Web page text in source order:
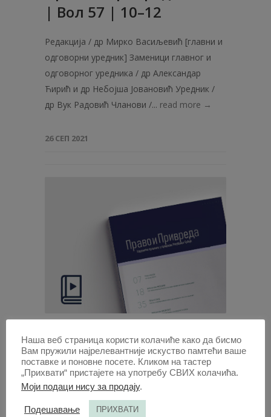
| Вол 57 | 10–12
Редакција / др Мирко Васиљевић [главни и
одговорни уредник] Заменици главног и
одговорног уредника / др Александар
Ћирић и др Небојша Јовановић Уредник /
др Вук Радовић Чланови /... read more →
26 СЕП 2021
Право и привреда 2022
| Вол 60 | 3
Редакција / др Татјана Јевремовић
Петровић [главни и одговорни уредник]
Наша веб страница користи колачиће како да бисмо
Вам пружили најрелевантније искуство памтећи ваше
поставке и поновне посете. Кликом на тастер
„Прихвати“ пристајете на употребу СВИХ колачића.
Моји подаци нису за продају.
Подешавање ПРИХВАТИ